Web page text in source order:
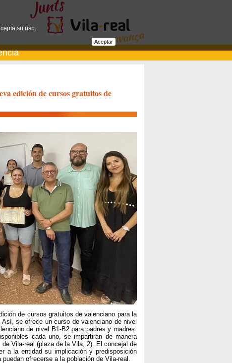
edición de cursos gratuitos de
de cursos gratuitos de valenciano para la
se ofrece un curso de valenciano de nivel
de nivel B1-B2 para padres y madres.
cada uno, se impartirán de manera
Vila-real (plaza de la Vila, 2). El concejal de
a la entidad su implicación y predisposición
ofrecerse a la población de Vila-real.
su uso.
Aceptar